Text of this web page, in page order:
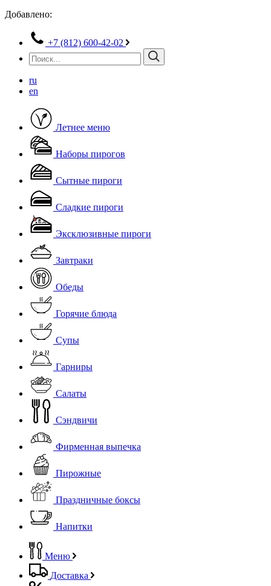
Добавлено:
+7 (812) 600-42-02
ru
en
Летнее меню
Наборы пирогов
Сытные пироги
Сладкие пироги
Эксклюзивные пироги
Завтраки
Обеды
Горячие блюда
Супы
Гарниры
Салаты
Сэндвичи
Фирменная выпечка
Пирожные
Праздничные боксы
Напитки
Меню
Доставка